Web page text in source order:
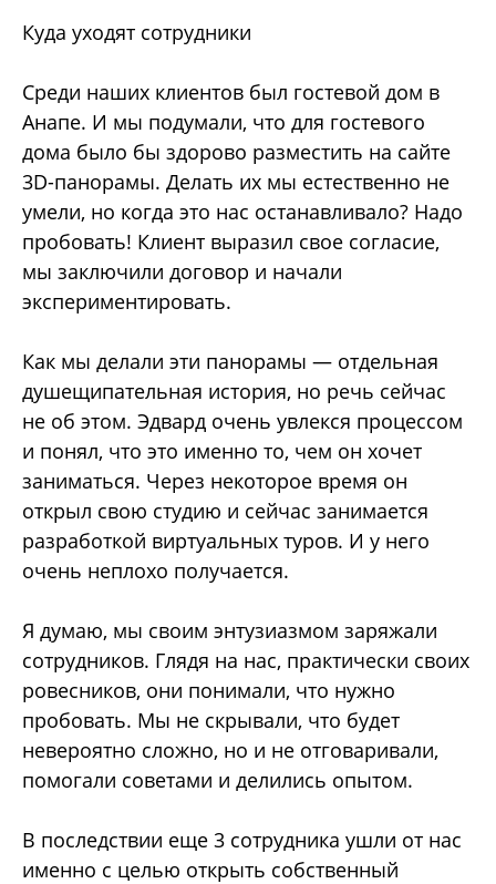
Куда уходят сотрудники
Среди наших клиентов был гостевой дом в
Анапе. И мы подумали, что для гостевого
дома было бы здорово разместить на сайте
3D-панорамы. Делать их мы естественно не
умели, но когда это нас останавливало? Надо
пробовать! Клиент выразил свое согласие,
мы заключили договор и начали
экспериментировать.
Как мы делали эти панорамы ― отдельная
душещипательная история, но речь сейчас
не об этом. Эдвард очень увлекся процессом
и понял, что это именно то, чем он хочет
заниматься. Через некоторое время он
открыл свою студию и сейчас занимается
разработкой виртуальных туров. И у него
очень неплохо получается.
Я думаю, мы своим энтузиазмом заряжали
сотрудников. Глядя на нас, практически своих
ровесников, они понимали, что нужно
пробовать. Мы не скрывали, что будет
невероятно сложно, но и не отговаривали,
помогали советами и делились опытом.
В последствии еще 3 сотрудника ушли от нас
именно с целью открыть собственный